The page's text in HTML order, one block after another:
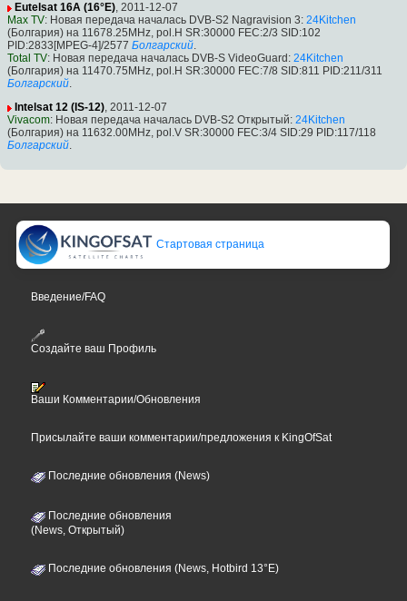
Eutelsat 16A (16°E), 2011-12-07
Max TV: Новая передача началась DVB-S2 Nagravision 3: 24Kitchen
(Болгария) на 11678.25MHz, pol.H SR:30000 FEC:2/3 SID:102
PID:2833[MPEG-4]/2577 Болгарский.
Total TV: Новая передача началась DVB-S VideoGuard: 24Kitchen
(Болгария) на 11470.75MHz, pol.H SR:30000 FEC:7/8 SID:811 PID:211/311
Болгарский.
Intelsat 12 (IS-12), 2011-12-07
Vivacom: Новая передача началась DVB-S2 Открытый: 24Kitchen
(Болгария) на 11632.00MHz, pol.V SR:30000 FEC:3/4 SID:29 PID:117/118
Болгарский.
Стартовая страница
Введение/FAQ
Создайте ваш Профиль
Ваши Комментарии/Обновления
Присылайте ваши комментарии/предложения к KingOfSat
Последние обновления (News)
Последние обновления
(News, Открытый)
Последние обновления (News, Hotbird 13°E)